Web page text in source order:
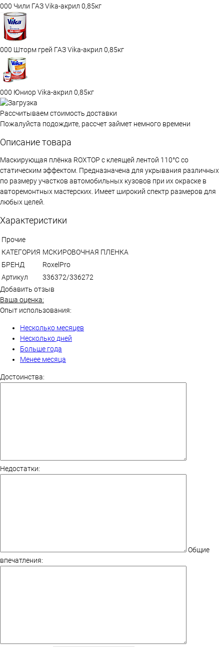
000 Чили ГАЗ Vika-акрил 0,85кг
000 Шторм грей ГАЗ Vika-акрил 0,85кг
000 Юниор Vika-акрил 0,85кг
Рассчитываем стоимость доставки
Пожалуйста подождите, рассчет займет немного времени
Описание товара
Маскирующая плёнка ROXTOP с клеящей лентой 110°C со
статическим эффектом. Предназначена для укрывания различных
по размеру участков автомобильных кузовов при их окраске в
авторемонтных мастерских. Имеет широкий спектр размеров для
любых целей.
Характеристики
Прочие
КАТЕГОРИЯ МСКИРОВОЧНАЯ ПЛЕНКА
БРЕНД
RoxelPro
Артикул
336372/336272
Добавить отзыв
Ваша оценка:
Опыт использования:
Несколько месяцев
Несколько дней
Больше года
Менее месяца
Достоинства:
Недостатки:
Общие
впечатления: